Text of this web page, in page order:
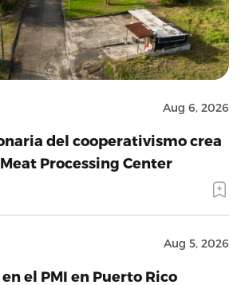
Aug 6, 2026
del cooperativismo crea
Processing Center
Aug 5, 2026
el PMI en Puerto Rico